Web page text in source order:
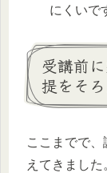
にくいで
受講前
提をそ
ここまでで
えてきました